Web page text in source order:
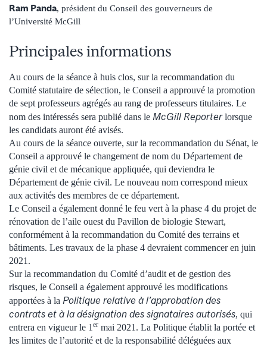
Ram Panda, président du Conseil des gouverneurs de
l’Université McGill
Principales informations
Au cours de la séance à huis clos, sur la recommandation du
Comité statutaire de sélection, le Conseil a approuvé la promotion
de sept professeurs agrégés au rang de professeurs titulaires. Le
nom des intéressés sera publié dans le McGill Reporterlorsque
les candidats auront été avisés.
Au cours de la séance ouverte, sur la recommandation du Sénat, le
Conseil a approuvé le changement de nom du Département de
génie civil et de mécanique appliquée, qui deviendra le
Département de génie civil. Le nouveau nom correspond mieux
aux activités des membres de ce département.
Le Conseil a également donné le feu vert à la phase 4 du projet de
rénovation de l’aile ouest du Pavillon de biologie Stewart,
conformément à la recommandation du Comité des terrains et
bâtiments. Les travaux de la phase 4 devraient commencer en juin
2021.
Sur la recommandation du Comité d’audit et de gestion des
risques, le Conseil a également approuvé les modifications
apportées à la Politique relative à l’approbation des
contrats et à la désignation des signataires autorisés, qui
entrera en vigueur le 1 er mai 2021. La Politique établit la portée et
les limites de l’autorité et de la responsabilité déléguées aux